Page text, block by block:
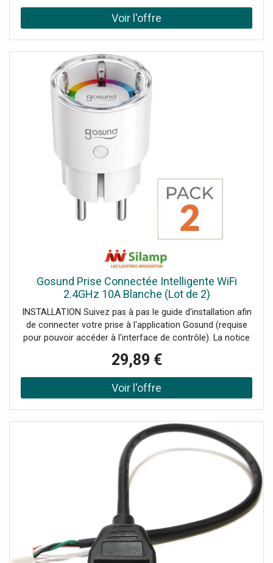
Gosund Prise Connectée Intelligente WiFi
2.4GHz 10A Blanche (Lot de 2)
INSTALLATION Suivez pas à pas le guide d'installation afin
de connecter votre prise à l'application Gosund (requise
pour pouvoir accéder à l'interface de contrôle). La notice
est incluse avec la prise dans sa boîte. Profitez d'une prise
d'excellente qualité résistante contre l'usure et la
surcharge. UNE PRISE CONNECTÉE Cette Prise Connectée
Intelligente Wi-Fi 2.4GHz 10A blanche (lot de 2)va
révolutionner l'utilisation de vos appareils électriques en
l’application Gosund, vous pourrez utiliser l’interrupteur
ON/OFF pour allumer ou éteindre votre appareil. Il est
également possible d’utiliser la fonction « programmation
» pour programmer quand vous souhaitez mettre en
marche ou éteindre votre appareil. De plus, vous avez la
possibilité de contrôler la consommation électrique de
l’appareil auquel est associée la prise intelligente.
SURVEILLEZ VOTRE CONSOMMATION Un des avantages
de cette prise est que vous pouvez tout gérer via
l'interface depuis votre smartphone que vous soyez en
dehors de votre domicile ou non. Ainsi, vous gardez un
29,89 €